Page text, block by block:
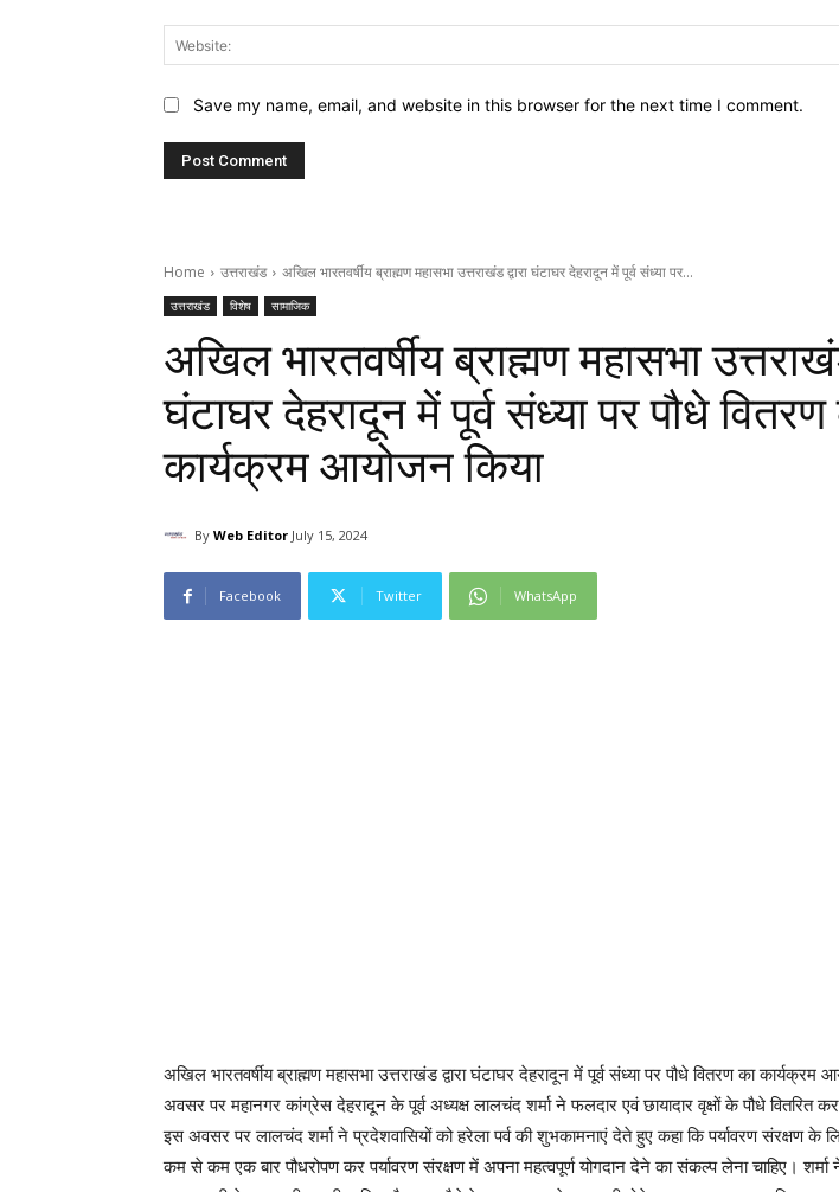
Save my name, email, and website in this browser for the next time I comment.